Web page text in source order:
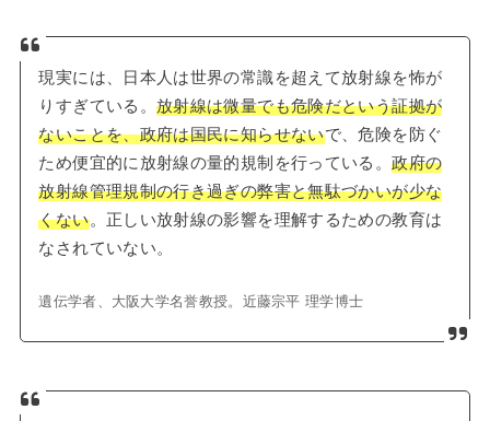
現実には、日本人は世界の常識を超えて放射線を怖が
りすぎている。 放射線は微量でも危険だという証拠が
ないことを、政府は国民に知らせないで、危険を防ぐ
ため便宜的に放射線の量的規制を行っている。政府の
放射線管理規制の行き過ぎの弊害と無駄づかいが少な
くない。正しい放射線の影響を理解するための教育は
なされていない。
遺伝学者、大阪大学名誉教授。近藤宗平 理学博士